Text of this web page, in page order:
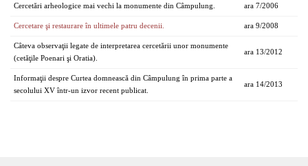
Cercetări arheologice mai vechi la monumente din Câmpulung. ara 7/2006
Cercetare şi restaurare în ultimele patru decenii. ara 9/2008
Câteva observaţii legate de interpretarea cercetării unor monumente
(cetăţile Poenari şi Oratia).
ara 13/2012
Informaţii despre Curtea domnească din Câmpulung în prima parte a
secolului XV într-un izvor recent publicat.
ara 14/2013